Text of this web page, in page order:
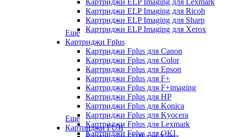
Картриджи ELP Imaging для Lexmark
Картриджи ELP Imaging для Ricoh
Картриджи ELP Imaging для Sharp
Картриджи ELP Imaging для Xerox
Еще
Картриджи Fplus
Картриджи Fplus для Canon
Картриджи Fplus для Color
Картриджи Fplus для Epson
Картриджи Fplus для F+
Картриджи Fplus для F+imaging
Картриджи Fplus для HP
Картриджи Fplus для Konica
Картриджи Fplus для Kyocera
Картриджи Fplus для Lexmark
Картриджи Fplus для OKI
Еще
Картриджи FUJI